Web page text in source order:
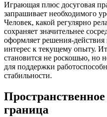
Играющая плюс досуговая
запрашивает необходимого
Человек, какой регулярно
сохраняет значительнее
оформляет решения-действия
интерес к текущему опыту.
становится не роскошью, но
для поддержки
стабильности.
граница